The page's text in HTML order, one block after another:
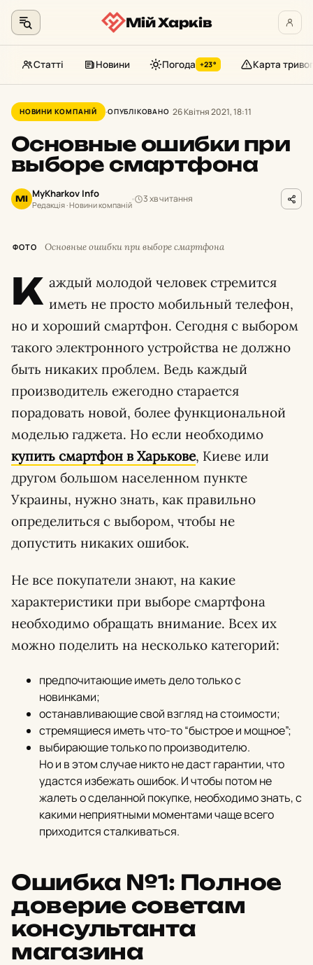
до
контенту
Мій Харків
Статті Новини Погода +23° Карта тривог
НОВИНИ КОМПАНІЙ ОПУБЛІКОВАНО 26 Квітня 2021, 18:11
Основные ошибки при
выборе смартфона
MI MyKharkov Info
Редакція · Новини компаній
3 хв читання
ФОТО Основные ошибки при выборе смартфона
К аждый молодой человек стремится
иметь не просто мобильный телефон,
но и хороший смартфон. Сегодня с выбором
такого электронного устройства не должно
быть никаких проблем. Ведь каждый
производитель ежегодно старается
порадовать новой, более функциональной
моделью гаджета. Но если необходимо
купить смартфон в Харькове, Киеве или
другом большом населенном пункте
Украины, нужно знать, как правильно
определиться с выбором, чтобы не
допустить никаких ошибок.
Не все покупатели знают, на какие
характеристики при выборе смартфона
необходимо обращать внимание. Всех их
можно поделить на несколько категорий:
предпочитающие иметь дело только с
новинками;
останавливающие свой взгляд на стоимости;
стремящиеся иметь что-то “быстрое и мощное”;
выбирающие только по производителю.
Но и в этом случае никто не даст гарантии, что
удастся избежать ошибок. И чтобы потом не
жалеть о сделанной покупке, необходимо знать, с
какими неприятными моментами чаще всего
приходится сталкиваться.
Ошибка №1: Полное
доверие советам
консультанта
магазина